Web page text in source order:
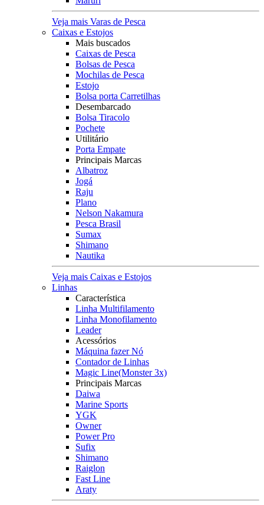
Veja mais Varas de Pesca
Caixas e Estojos
Mais buscados
Caixas de Pesca
Bolsas de Pesca
Mochilas de Pesca
Estojo
Bolsa porta Carretilhas
Desembarcado
Bolsa Tiracolo
Pochete
Utilitário
Porta Empate
Principais Marcas
Albatroz
Jogá
Raju
Plano
Nelson Nakamura
Pesca Brasil
Sumax
Shimano
Nautika
Veja mais Caixas e Estojos
Linhas
Característica
Linha Multifilamento
Linha Monofilamento
Leader
Acessórios
Máquina fazer Nó
Contador de Linhas
Magic Line(Monster 3x)
Principais Marcas
Daiwa
Marine Sports
YGK
Owner
Power Pro
Sufix
Shimano
Raiglon
Fast Line
Araty